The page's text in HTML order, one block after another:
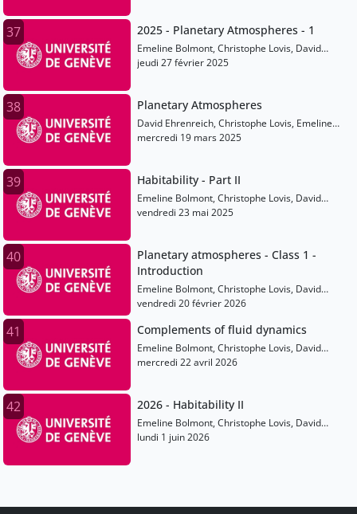
37 2025 - Planetary Atmospheres - 1
Emeline Bolmont, Christophe Lovis, David
Ehrenreich, Martin Turbet, Vincent Bourrier
jeudi 27 février 2025
38 Planetary Atmospheres
David Ehrenreich, Christophe Lovis, Emeline
Bolmont, Martin Turbet, Vincent Bourrier
mercredi 19 mars 2025
39 Habitability - Part II
Emeline Bolmont, Christophe Lovis, David
Ehrenreich, Martin Turbet, Vincent Bourrier
vendredi 23 mai 2025
40
Planetary atmospheres - Class 1 -
Introduction
Emeline Bolmont, Christophe Lovis, David
Ehrenreich, Martin Turbet, Vincent Bourrier
vendredi 20 février 2026
41 Complements of fluid dynamics
Emeline Bolmont, Christophe Lovis, David
Ehrenreich, Martin Turbet, Vincent Bourrier
mercredi 22 avril 2026
42 2026 - Habitability II
Emeline Bolmont, Christophe Lovis, David
Ehrenreich, Martin Turbet, Vincent Bourrier
lundi 1 juin 2026